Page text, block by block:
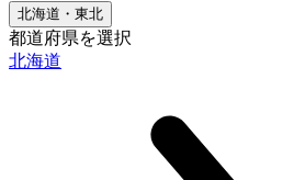
北海道・東北
都道府県を選択
北海道